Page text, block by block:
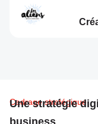
Cadrage stratégique
Une stratégie